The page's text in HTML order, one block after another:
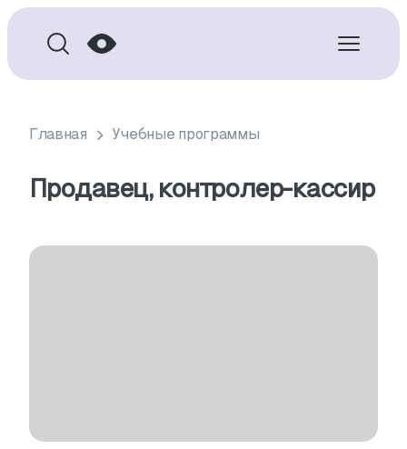
Главная Учебные программы
Продавец, контролер-кассир